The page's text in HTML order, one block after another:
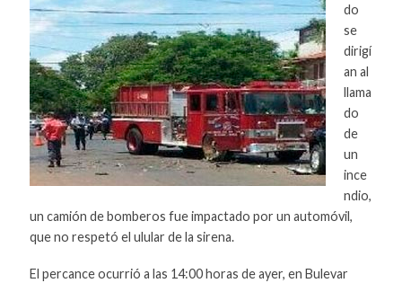
do
se
dirigí
an al
llama
do
de
un
ince
ndio,
un camión de bomberos fue impactado por un automóvil,
que no respetó el ulular de la sirena.
El percance ocurrió a las 14:00 horas de ayer, en Bulevar